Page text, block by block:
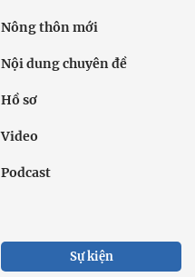
Nông thôn mới
Nội dung chuyên đề
Hồ sơ
Video
Podcast
Sự kiện